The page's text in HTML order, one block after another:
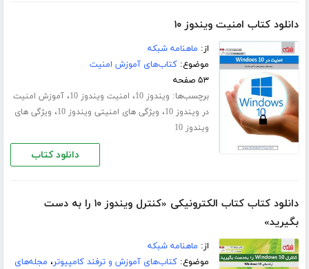
دانلود کتاب امنیت ویندوز ۱۰
از: ماهنامه شبکه
موضوع:کتاب‌های آموزش امنیت
۵۳ صفحه
برچسب‌ها: ویندوز 10 ، امنیت ویندوز 10 ،آموزش امنیت
در ویندوز 10
، ویژگی های امنیتی ویندوز 10 ، ویژگی های
ویندوز 10
دانلود کتاب
دانلود کتاب کتاب الکترونیکی «کنترل ویندوز ۱۰ را به دست
بگیرید»
از: ماهنامه شبکه
موضوع:کتاب‌های آموزش و ترفند کامپیوتر، مجله‌های